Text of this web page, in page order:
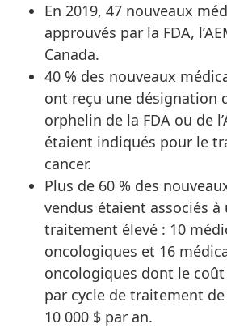
En 2019, 47 nouveaux
approuvés par la FDA,
Canada.
40 % des nouveaux
ont reçu une désignation
orphelin de la FDA ou de
étaient indiqués pour le
cancer.
Plus de 60 % des
vendus étaient associés à
traitement élevé : 10
oncologiques et 16
oncologiques dont le
par cycle de traitement
10 000 $ par an.